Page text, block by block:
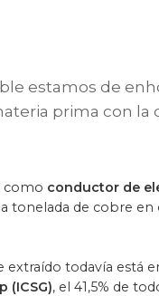
estamos de
prima con
como conductor de
tonelada de cobre
extraído todavía
(ICSG), el 41,5% de